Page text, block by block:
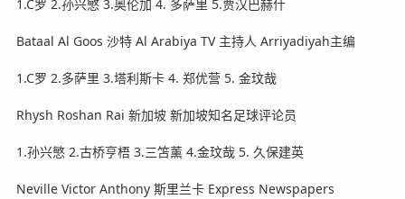
1.C罗 2.孙兴慜 3.奥伦加 4. 多萨里 5.贾汉巴赫什
Bataal Al Goos 沙特 Al Arabiya TV 主持人 Arriyadiyah主编
1.C罗 2.多萨里 3.塔利斯卡 4. 郑优营 5. 金玟哉
Rhysh Roshan Rai 新加坡 新加坡知名足球评论员
1.孙兴慜 2.古桥亨梧 3.三笘薰 4.金玟哉 5. 久保建英
Neville Victor Anthony 斯里兰卡 Express Newspapers